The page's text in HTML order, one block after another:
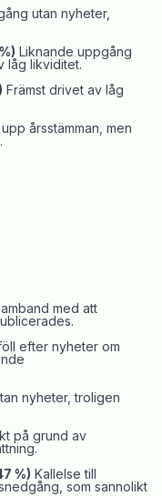
utan nyheter,
Liknande uppgång
låg likviditet.
Främst drivet av låg
årsstämman , men
.
med att
efter nyheter om
nyheter, troligen
på grund av
%) Kallelse till
som sannolikt